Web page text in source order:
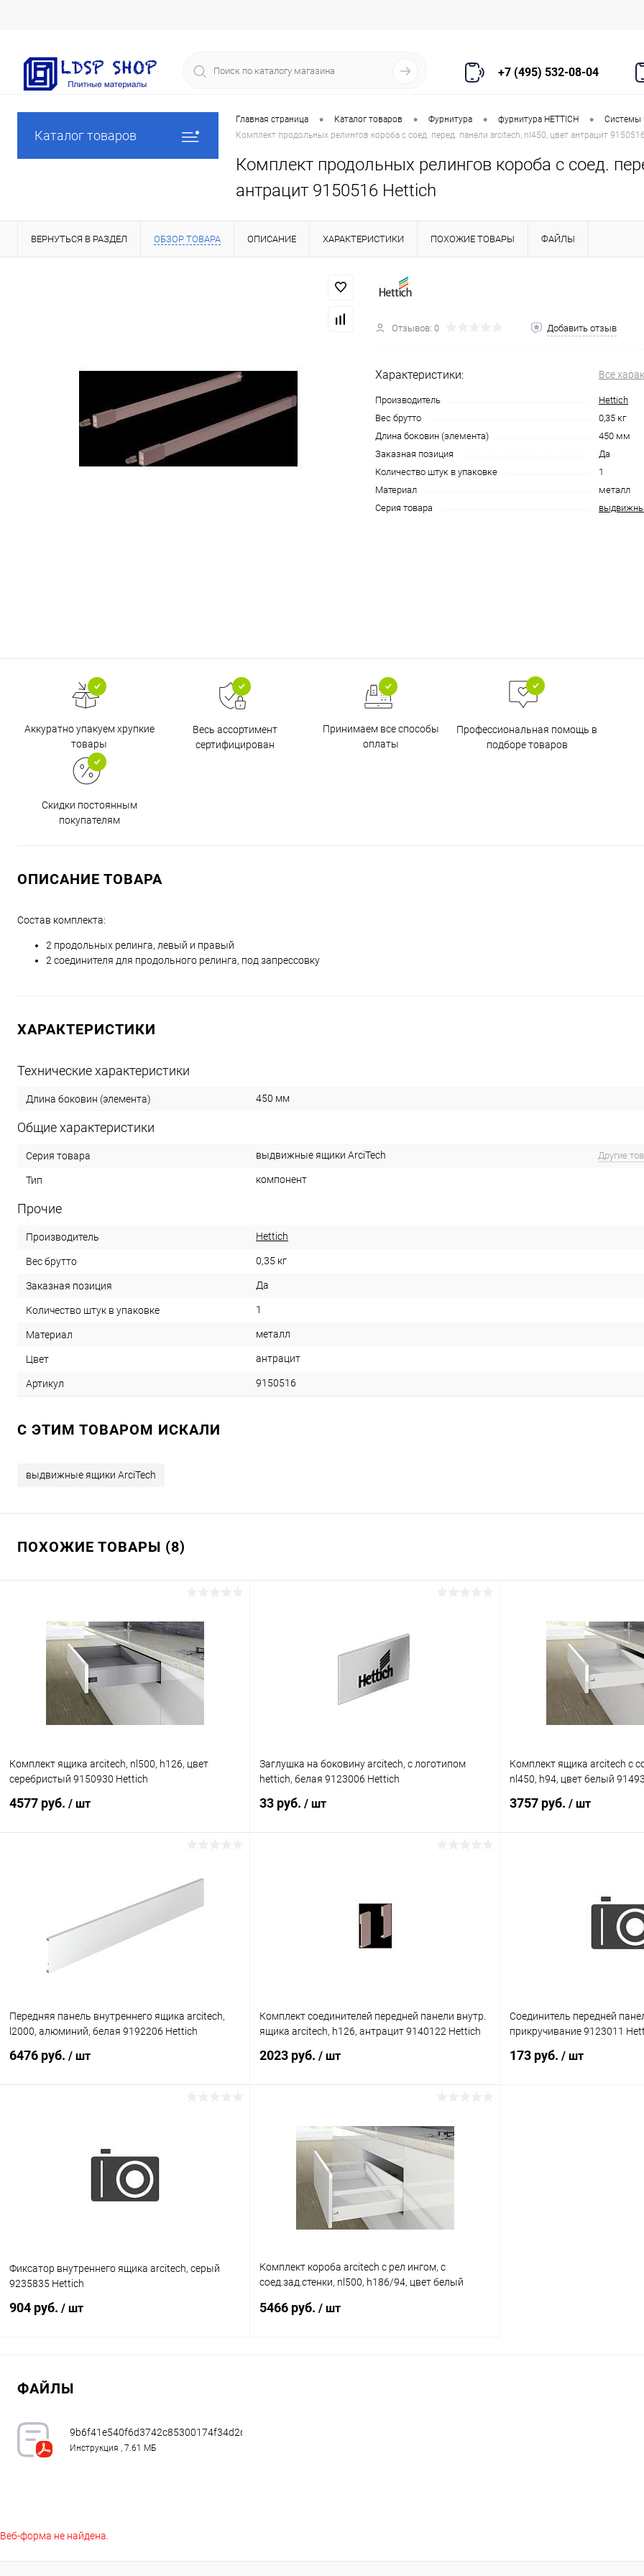
+7 (495) 532-08-04
Каталог товаров
Главная страница • Каталог товаров • Фурнитура • фурнитура HETTICH •
Системы
Комплект продольных релингов короба с соед. перед. панели arcitech, nl450, цвет антрацит
Комплект продольных релингов короба с соед.
антрацит 9150516 Hettich
ВЕРНУТЬСЯ В РАЗДЕЛ ОБЗОР ТОВАРА ОПИСАНИЕ ХАРАКТЕРИСТИКИ ПОХОЖИЕ ТОВАРЫ ФАЙЛЫ
Отзывов: 0 Добавить отзыв
Характеристики: Все
Производитель
Hettich
Вес брутто
0,35 кг
Длина боковин (элемента)
450 мм
Заказная позиция
Да
Количество штук в упаковке
1
Материал
металл
Серия товара
Аккуратно упакуем хрупкие
товары
Весь ассортимент
сертифицирован
Принимаем все способы
оплаты
Профессиональная помощь в
подборе товаров
Скидки постоянным
покупателям
ОПИСАНИЕ ТОВАРА
Состав комплекта:
2 продольных релинга, левый и правый
2 соединителя для продольного релинга, под запрессовку
ХАРАКТЕРИСТИКИ
Технические характеристики
Длина боковин (элемента) 450 мм
Общие характеристики
Серия товара выдвижные ящики ArciTech Другие
Тип компонент
Прочие
Производитель Hettich
Вес брутто 0,35 кг
Заказная позиция Да
Количество штук в упаковке 1
Материал металл
Цвет антрацит
Артикул 9150516
C ЭТИМ ТОВАРОМ ИСКАЛИ
выдвижные ящики ArciTech
ПОХОЖИЕ ТОВАРЫ (8)
Комплект ящика arcitech, nl500, h126, цвет
серебристый 9150930 Hettich
4577 руб. / шт
К сравнению
В наличии
Заглушка на боковину arcitech, с логотипом
hettich, белая 9123006 Hettich
33 руб. / шт
Комплект ящика arcitech с
nl450, h94, цвет белый
3757 руб. / шт
Передняя панель внутреннего ящика arcitech,
l2000, алюминий, белая 9192206 Hettich
6476 руб. / шт
В наличии
Комплект соединителей передней панели внутр.
ящика arcitech, h126, антрацит 9140122 Hettich
2023 руб. / шт
Купить в 1 клик К сравнению
В наличии
Соединитель передней
прикручивание 9123011
173 руб. / шт
Фиксатор внутреннего ящика arcitech, серый
9235835 Hettich
904 руб. / шт
В избранное В наличии
Комплект короба arcitech с рел ингом, с
соед.зад.стенки, nl500, h186/94, цвет белый
5466 руб. / шт
ФАЙЛЫ
9b6f41e540f6d3742c85300174f34d2d.pdf
Инструкция , 7.61 МБ
Веб-форма не найдена.